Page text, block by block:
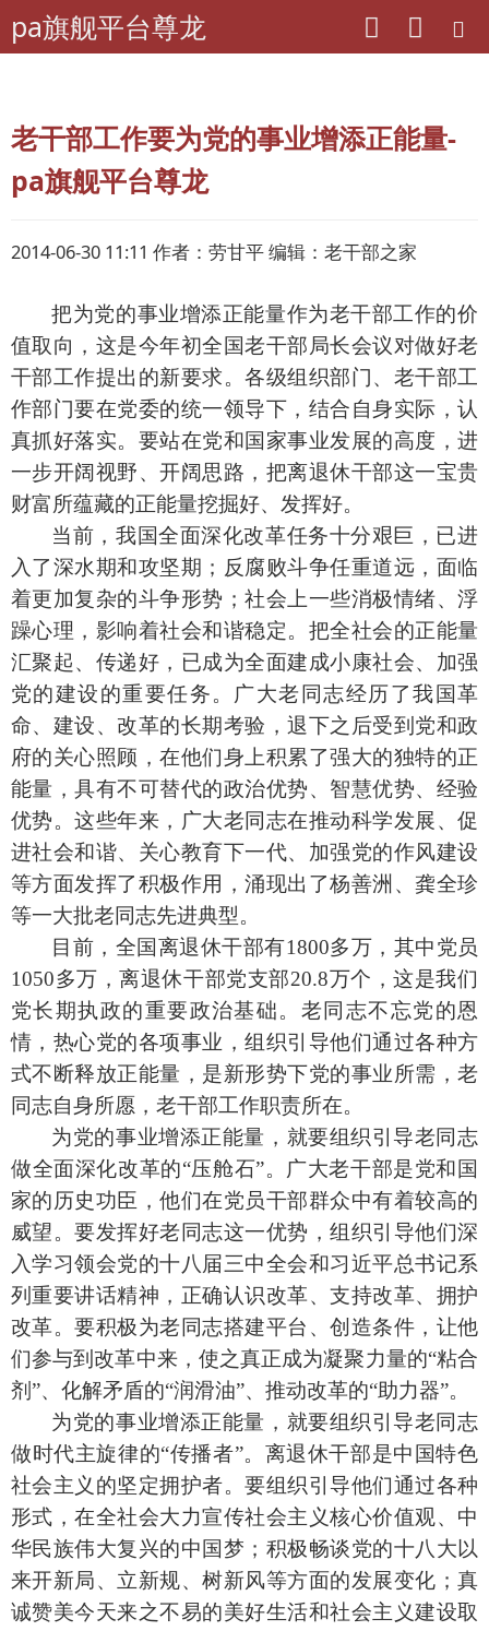
pa旗舰平台尊龙
pa旗舰平台尊龙 老年期刊联盟
老干部工作要为党的事业增添正能量-
pa旗舰平台尊龙
2014-06-30 11:11 作者：劳甘平 编辑：老干部之家
把为党的事业增添正能量作为老干部工作的价
值取向，这是今年初全国老干部局长会议对做好老
干部工作提出的新要求。各级组织部门、老干部工
作部门要在党委的统一领导下，结合自身实际，认
真抓好落实。要站在党和国家事业发展的高度，进
一步开阔视野、开阔思路，把离退休干部这一宝贵
财富所蕴藏的正能量挖掘好、发挥好。
当前，我国全面深化改革任务十分艰巨，已进
入了深水期和攻坚期；反腐败斗争任重道远，面临
着更加复杂的斗争形势；社会上一些消极情绪、浮
躁心理，影响着社会和谐稳定。把全社会的正能量
汇聚起、传递好，已成为全面建成小康社会、加强
党的建设的重要任务。广大老同志经历了我国革
命、建设、改革的长期考验，退下之后受到党和政
府的关心照顾，在他们身上积累了强大的独特的正
能量，具有不可替代的政治优势、智慧优势、经验
优势。这些年来，广大老同志在推动科学发展、促
进社会和谐、关心教育下一代、加强党的作风建设
等方面发挥了积极作用，涌现出了杨善洲、龚全珍
等一大批老同志先进典型。
目前，全国离退休干部有1800多万，其中党员
1050多万，离退休干部党支部20.8万个，这是我们
党长期执政的重要政治基础。老同志不忘党的恩
情，热心党的各项事业，组织引导他们通过各种方
式不断释放正能量，是新形势下党的事业所需，老
同志自身所愿，老干部工作职责所在。
为党的事业增添正能量，就要组织引导老同志
做全面深化改革的“压舱石”。广大老干部是党和国
家的历史功臣，他们在党员干部群众中有着较高的
威望。要发挥好老同志这一优势，组织引导他们深
入学习领会党的十八届三中全会和习近平总书记系
列重要讲话精神，正确认识改革、支持改革、拥护
改革。要积极为老同志搭建平台、创造条件，让他
们参与到改革中来，使之真正成为凝聚力量的“粘合
剂”、化解矛盾的“润滑油”、推动改革的“助力器”。
为党的事业增添正能量，就要组织引导老同志
做时代主旋律的“传播者”。离退休干部是中国特色
社会主义的坚定拥护者。要组织引导他们通过各种
形式，在全社会大力宣传社会主义核心价值观、中
华民族伟大复兴的中国梦；积极畅谈党的十八大以
来开新局、立新规、树新风等方面的发展变化；真
诚赞美今天来之不易的美好生活和社会主义建设取